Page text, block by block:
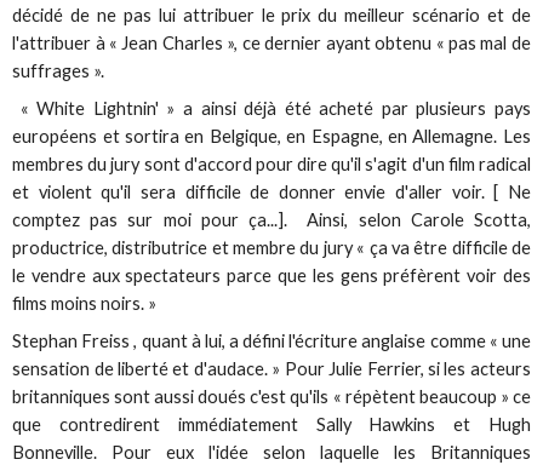
décidé de ne pas lui attribuer le prix du meilleur scénario et de
l'attribuer à « Jean Charles », ce dernier ayant obtenu « pas mal de
suffrages ».
« White Lightnin' » a ainsi déjà été acheté par plusieurs pays
européens et sortira en Belgique, en Espagne, en Allemagne. Les
membres du jury sont d'accord pour dire qu'il s'agit d'un film radical
et violent qu'il sera difficile de donner envie d'aller voir. [ Ne
comptez pas sur moi pour ça...]. Ainsi, selon Carole Scotta,
productrice, distributrice et membre du jury « ça va être difficile de
le vendre aux spectateurs parce que les gens préfèrent voir des
films moins noirs. »
Stephan Freiss , quant à lui, a défini l'écriture anglaise comme « une
sensation de liberté et d'audace. » Pour Julie Ferrier, si les acteurs
britanniques sont aussi doués c'est qu'ils « répètent beaucoup » ce
que contredirent immédiatement Sally Hawkins et Hugh
Bonneville. Pour eux l'idée selon laquelle les Britanniques